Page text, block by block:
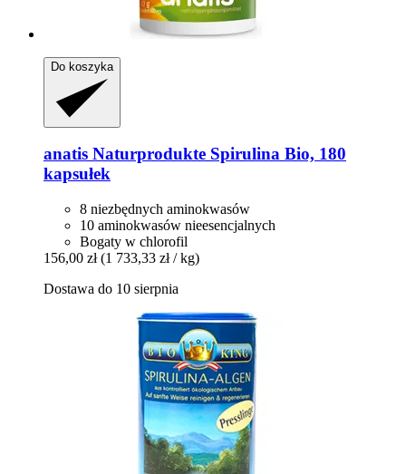
Do koszyka
anatis Naturprodukte Spirulina Bio, 180
kapsułek
8 niezbędnych aminokwasów
10 aminokwasów nieesencjalnych
Bogaty w chlorofil
156,00 zł (1 733,33 zł / kg)
Dostawa do 10 sierpnia